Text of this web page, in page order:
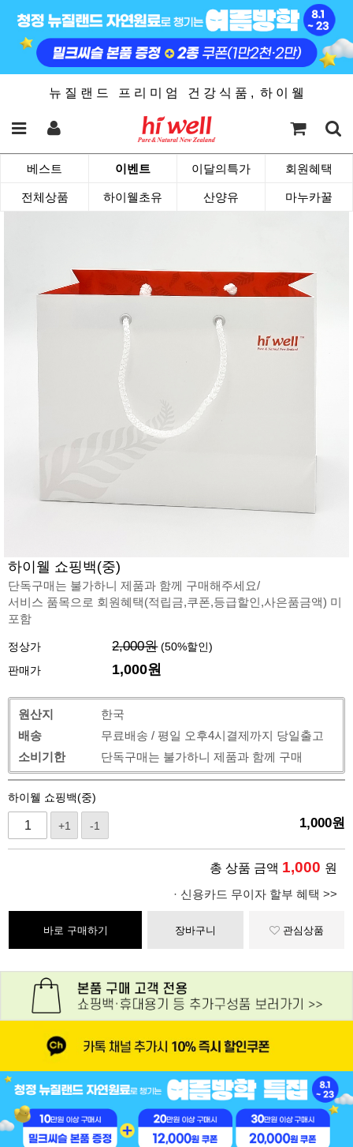
뉴 질 랜 드 프 리 미 엄 건 강 식 품 , 하 이 웰
베스트 이벤트 이달의특가 회원혜택
전체상품 하이웰초유 산양유 마누카꿀
하이웰 쇼핑백(중)
단독구매는 불가하니 제품과 함께 구매해주세요/
서비스 품목으로 회원혜택(적립금,쿠폰,등급할인,사은품금액) 미
포함
정상가 2,000원 (50%할인)
판매가
1,000원
원산지
한국
배송
무료배송 / 평일 오후4시결제까지 당일출고
소비기한
단독구매는 불가하니 제품과 함께 구매
하이웰 쇼핑백(중)
+1 -1 1,000원
총 상품 금액 1,000 원
· 신용카드 무이자 할부 혜택 >>
바로 구매하기 장바구니 관심상품